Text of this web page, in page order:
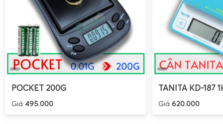
trước khi đóng thùng.
Cân khay sầu riêng cấp đôngđể phân loại, sắp xếp
lô.
Cân sầu riêng kho lạnhtrong quá trình xuất – nhập
liệu trên hệ thống.
đá tan, hơi lạnh, giúp giảm chi phí bảo trì, sửa chữa. Pin
cân hoạt động ngay cả khi mất điện tạm thời trong kho
POCKET 200G
Giá 495.000
TANITA KD-187
Giá620.000